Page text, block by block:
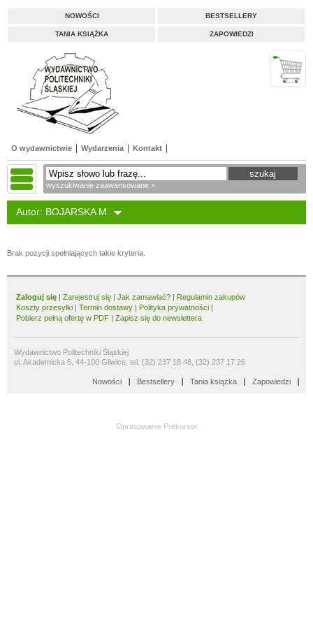
NOWOŚCI BESTSELLERY
TANIA KSIĄŻKA ZAPOWIEDZI
O wydawnictwie Wydarzenia Kontakt
wyszukiwanie zaawansowane »
Autor: BOJARSKA M.
Brak pozycji spełniających takie kryteria.
Zaloguj się | Zarejestruj się | Jak zamawiać? | Regulamin zakupów
Koszty przesyłki | Termin dostawy | Polityka prywatności |
Pobierz pełną ofertę w PDF | Zapisz się do newslettera
Wydawnictwo Politechniki Śląskiej
ul. Akademicka 5, 44-100 Gliwice, tel. (32) 237 18 48, (32) 237 17 26
Nowości Bestsellery Tania książka Zapowiedzi
Opracowanie Prekursor